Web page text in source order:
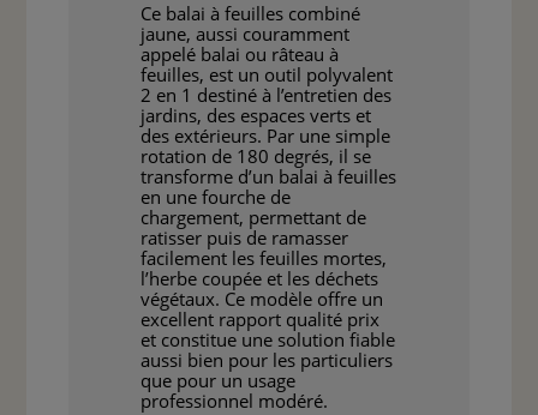
Ce balai à feuilles combiné
jaune, aussi couramment
appelé balai ou râteau à
feuilles, est un outil polyvalent
2 en 1 destiné à l’entretien des
jardins, des espaces verts et
des extérieurs. Par une simple
rotation de 180 degrés, il se
transforme d’un balai à feuilles
en une fourche de
chargement, permettant de
ratisser puis de ramasser
facilement les feuilles mortes,
l’herbe coupée et les déchets
végétaux. Ce modèle offre un
excellent rapport qualité prix
et constitue une solution fiable
aussi bien pour les particuliers
que pour un usage
professionnel modéré.